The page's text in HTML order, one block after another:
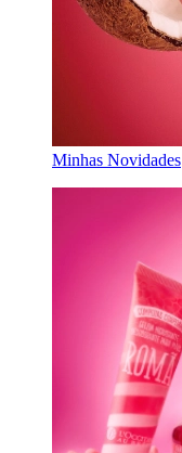
Minhas Novidades